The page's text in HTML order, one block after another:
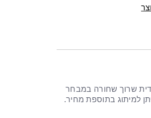
שרוך שחורה במבחר
עשויות קרטון איכותי 230 גרם. ניתן למיתוג בתוספת מחיר.